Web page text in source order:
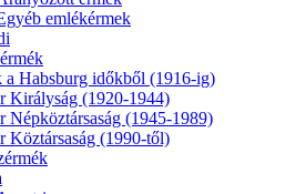
emlékérmek
a Habsburg időkből (1916-ig)
Királyság (1920-1944)
Népköztársaság (1945-1989)
Köztársaság (1990-től)